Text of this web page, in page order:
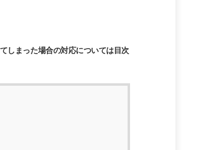
しまった場合の対応については目次